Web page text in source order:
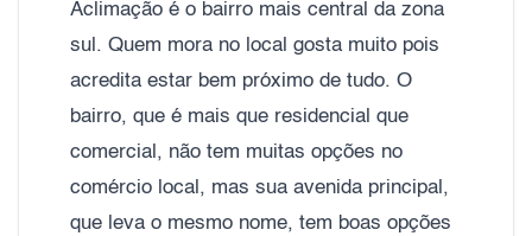
Aclimação é o bairro mais central da zona
sul. Quem mora no local gosta muito pois
acredita estar bem próximo de tudo. O
bairro, que é mais que residencial que
comercial, não tem muitas opções no
comércio local, mas sua avenida principal,
que leva o mesmo nome, tem boas opções